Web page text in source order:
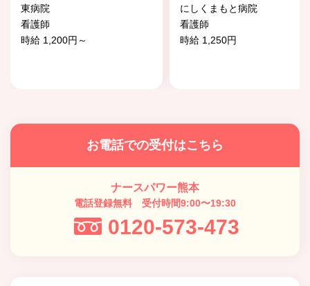
東病院
看護師
時給 1,200円～
にしくまもと病院
看護師
時給 1,250円
お電話での受付はこちら
ナースパワー熊本
電話登録無料 受付時間9:00〜19:30
0120-573-473